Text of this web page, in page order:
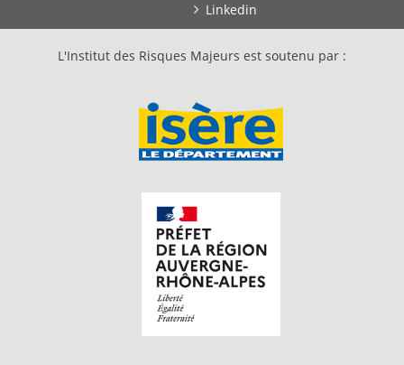
Linkedin
L'Institut des Risques Majeurs est soutenu par :